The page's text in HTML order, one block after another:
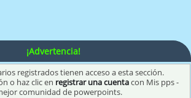
¡Advertencia!
registrados tienen acceso a esta sección.
o haz clic en registrar una cuentacon Mis pps -
comunidad de powerpoints.